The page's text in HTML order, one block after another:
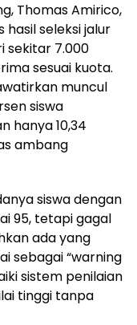
Thomas Amirico,
seleksi jalur
sekitar 7.000
sesuai kuota.
muncul
siswa
hanya 10,34
ambang
siswa dengan
95, tetapi gagal
ada yang
sebagai “warning
sistem penilaian
tinggi tanpa